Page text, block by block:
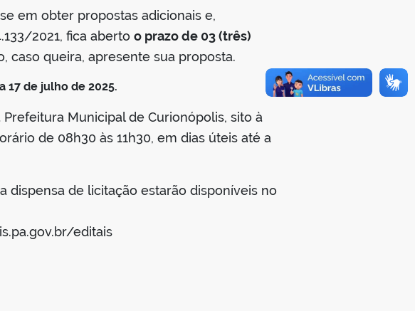
em obter propostas adicionais e,
2021, fica aberto o prazo de 03 (três)
caso queira, apresente sua proposta.
17 de julho de 2025.
Municipal de Curionópolis, sito à
de 08h30 às 11h30, em dias úteis até a
dispensa de licitação estarão disponíveis no
editais